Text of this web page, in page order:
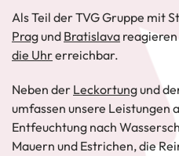
Als Teil der TVG Gruppe mit
Pragund Bratislava
die Uhrerreichbar.
Neben der Leckortungund
umfassen unsere Leistungen
Entfeuchtung nach
Mauern und Estrichen, die